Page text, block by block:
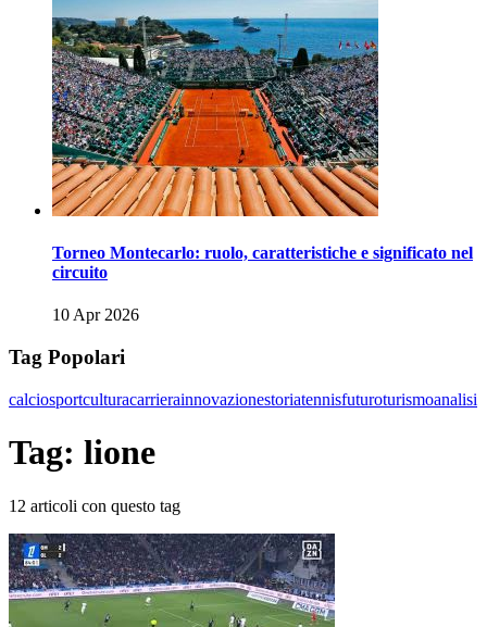
Torneo Montecarlo: ruolo, caratteristiche e significato nel
circuito
10 Apr 2026
Tag Popolari
calciosportculturacarrierainnovazionestoriatennisfuturoturismoanalisi
Tag: lione
12 articoli con questo tag